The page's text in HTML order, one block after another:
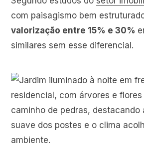
com paisagismo bem
valorização entre 15% e 30%
similares sem esse diferencial.